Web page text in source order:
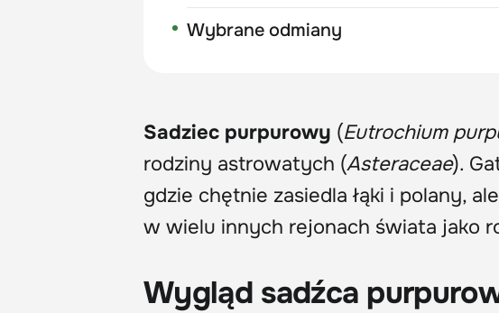
Wybrane odmiany
Sadziec purpurowy (Eutrochium
rodziny astrowatych (Asteraceae).
gdzie chętnie zasiedla łąki i polany,
w wielu innych rejonach świata jako
Wygląd sadźca